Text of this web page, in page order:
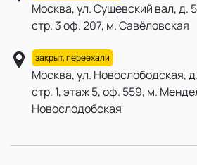
Москва, ул. Сущевский вал, д.
стр. 3 оф. 207, м. Савёловская
закрыт, переехали
Москва, ул. Новослободская,
стр. 1, этаж 5, оф. 559, м.
Новослодобская